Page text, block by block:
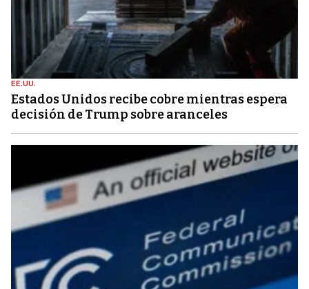
EE.UU.
Estados Unidos recibe cobre mientras espera
decisión de Trump sobre aranceles